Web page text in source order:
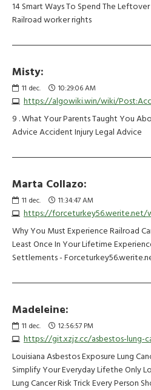
14 Smart Ways To Spend The
Railroad worker rights
Misty:
11 dec. 10:29:06 AM
9 . What Your Parents Taught You
Advice Accident Injury Legal Advice
Marta Collazo:
11 dec. 11:34:47 AM
Why You Must Experience Railroad
Least Once In Your Lifetime
Settlements -
Madeleine:
11 dec. 12:56:57 PM
https://git.xzjz.cc/asbestos-lung-
Louisiana Asbestos Exposure Lung
Simplify Your Everyday Lifethe Only
Lung Cancer Risk Trick Every Person